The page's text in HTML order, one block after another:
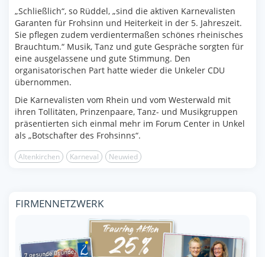
„Schließlich“, so Rüddel, „sind die aktiven Karnevalisten
Garanten für Frohsinn und Heiterkeit in der 5. Jahreszeit.
Sie pflegen zudem verdientermaßen schönes rheinisches
Brauchtum.“ Musik, Tanz und gute Gespräche sorgten für
eine ausgelassene und gute Stimmung. Den
organisatorischen Part hatte wieder die Unkeler CDU
übernommen.
Die Karnevalisten vom Rhein und vom Westerwald mit
ihren Tollitäten, Prinzenpaare, Tanz- und Musikgruppen
präsentierten sich einmal mehr im Forum Center in Unkel
als „Botschafter des Frohsinns“.
Altenkirchen Karneval Neuwied
FIRMENNETZWERK